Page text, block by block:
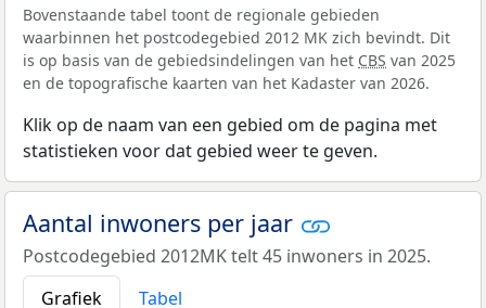
Bovenstaande tabel toont de regionale gebieden
waarbinnen het postcodegebied 2012 MK zich bevindt. Dit
is op basis van de gebiedsindelingen van het CBS van 2025
en de topografische kaarten van het Kadaster van 2026.
Klik op de naam van een gebied om de pagina met
statistieken voor dat gebied weer te geven.
Aantal inwoners per jaar
Postcodegebied 2012MK telt 45 inwoners in 2025.
Grafiek
Tabel